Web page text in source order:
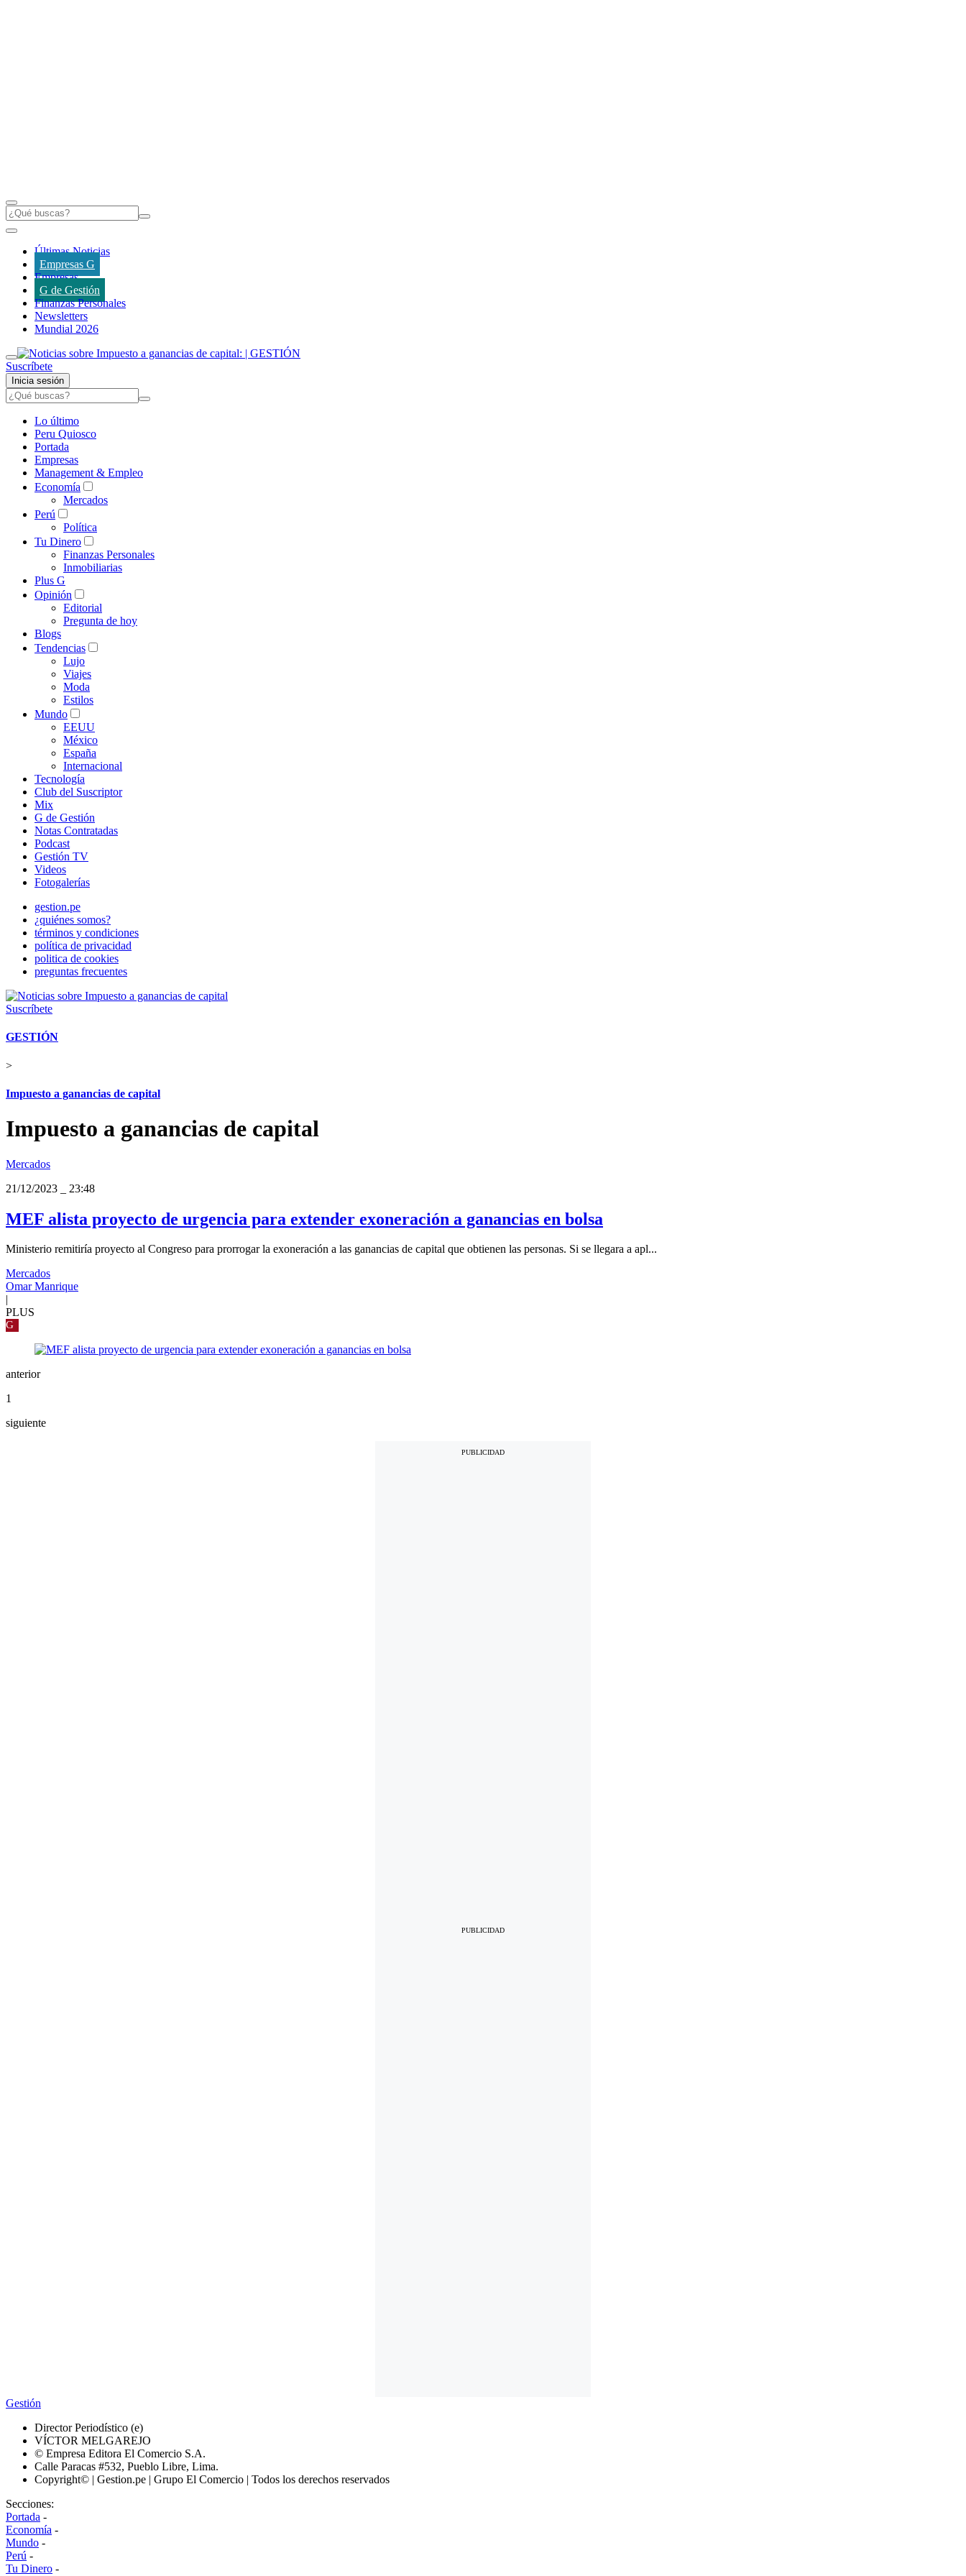
Últimas Noticias
Empresas G
Empresas
G de Gestión
Finanzas Personales
Newsletters
Mundial 2026
Suscríbete
Inicia sesión
Lo último
Peru Quiosco
Portada
Empresas
Management & Empleo
Economía
Mercados
Perú
Política
Tu Dinero
Finanzas Personales
Inmobiliarias
Plus G
Opinión
Editorial
Pregunta de hoy
Blogs
Tendencias
Lujo
Viajes
Moda
Estilos
Mundo
EEUU
México
España
Internacional
Tecnología
Club del Suscriptor
Mix
G de Gestión
Notas Contratadas
Podcast
Gestión TV
Videos
Fotogalerías
gestion.pe
¿quiénes somos?
términos y condiciones
política de privacidad
politica de cookies
preguntas frecuentes
Suscríbete
GESTIÓN
>
Impuesto a ganancias de capital
Impuesto a ganancias de capital
Mercados
21/12/2023
23:48
MEF alista proyecto de urgencia para extender exoneración a ganancias en bolsa
Ministerio remitiría proyecto al Congreso para prorrogar la exoneración a las ganancias de capital que obtienen las personas. Si se llegara a apl...
Mercados
Omar Manrique
PLUS
G
anterior
1
siguiente
Gestión
Director Periodístico (e)
VÍCTOR MELGAREJO
© Empresa Editora El Comercio S.A.
Calle Paracas #532, Pueblo Libre, Lima.
Copyright© | Gestion.pe | Grupo El Comercio | Todos los derechos reservados
Secciones:
Portada -
Economía -
Mundo -
Perú -
Tu Dinero -